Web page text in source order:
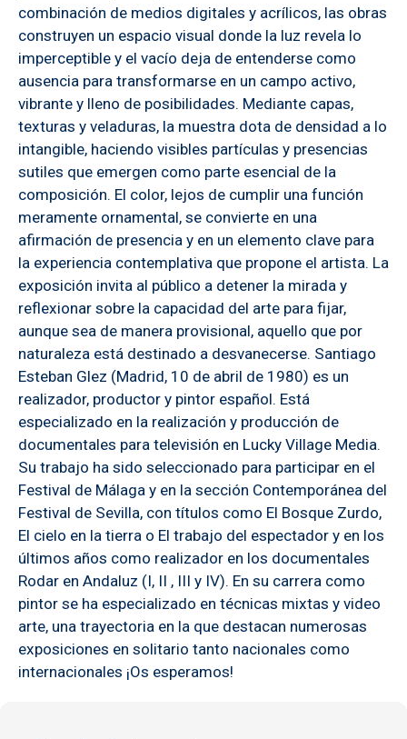
combinación de medios digitales y acrílicos, las obras
construyen un espacio visual donde la luz revela lo
imperceptible y el vacío deja de entenderse como
ausencia para transformarse en un campo activo,
vibrante y lleno de posibilidades. Mediante capas,
texturas y veladuras, la muestra dota de densidad a lo
intangible, haciendo visibles partículas y presencias
sutiles que emergen como parte esencial de la
composición. El color, lejos de cumplir una función
meramente ornamental, se convierte en una
afirmación de presencia y en un elemento clave para
la experiencia contemplativa que propone el artista. La
exposición invita al público a detener la mirada y
reflexionar sobre la capacidad del arte para fijar,
aunque sea de manera provisional, aquello que por
naturaleza está destinado a desvanecerse. Santiago
Esteban Glez (Madrid, 10 de abril de 1980) es un
realizador, productor y pintor español. Está
especializado en la realización y producción de
documentales para televisión en Lucky Village Media.
Su trabajo ha sido seleccionado para participar en el
Festival de Málaga y en la sección Contemporánea del
Festival de Sevilla, con títulos como El Bosque Zurdo,
El cielo en la tierra o El trabajo del espectador y en los
últimos años como realizador en los documentales
Rodar en Andaluz (I, II , III y IV). En su carrera como
pintor se ha especializado en técnicas mixtas y video
arte, una trayectoria en la que destacan numerosas
exposiciones en solitario tanto nacionales como
internacionales ¡Os esperamos!